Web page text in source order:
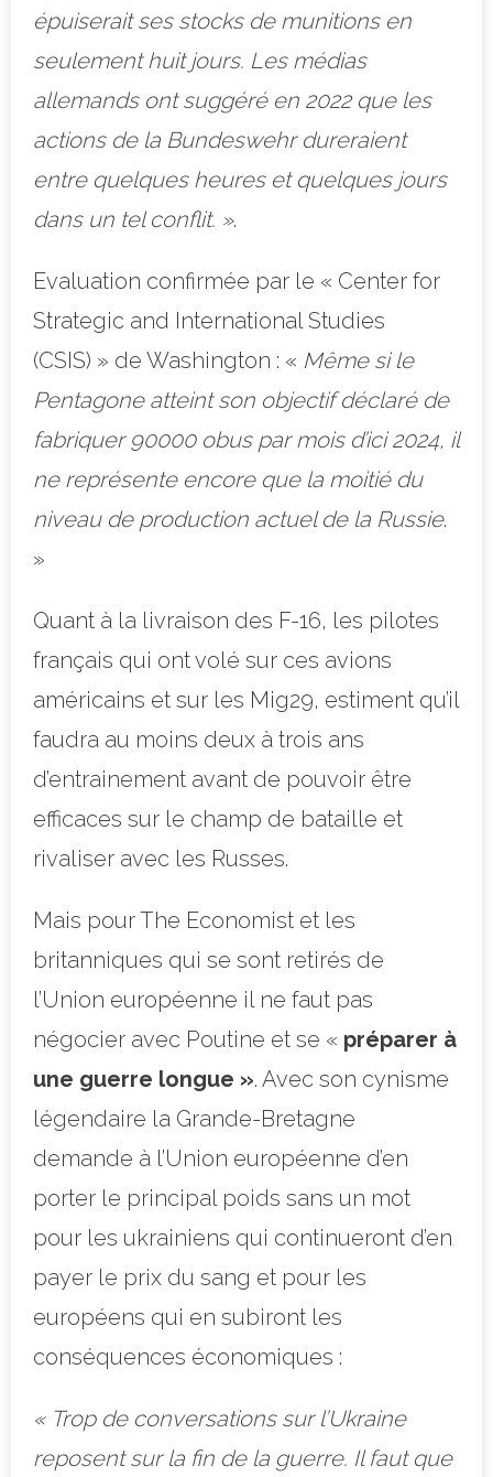
épuiserait ses stocks de munitions en
seulement huit jours. Les médias
allemands ont suggéré en 2022 que les
actions de la Bundeswehr dureraient
entre quelques heures et quelques jours
dans un tel conflit. ».
Evaluation confirmée par le « Center for
Strategic and International Studies
(CSIS) » de Washington : « Même si le
Pentagone atteint son objectif déclaré de
fabriquer 90000 obus par mois d’ici 2024, il
ne représente encore que la moitié du
niveau de production actuel de la Russie.
»
Quant à la livraison des F-16, les pilotes
français qui ont volé sur ces avions
américains et sur les Mig29, estiment qu’il
faudra au moins deux à trois ans
d’entrainement avant de pouvoir être
efficaces sur le champ de bataille et
rivaliser avec les Russes.
Mais pour The Economist et les
britanniques qui se sont retirés de
l’Union européenne il ne faut pas
négocier avec Poutine et se « préparer à
une guerre longue ». Avec son cynisme
légendaire la Grande-Bretagne
demande à l’Union européenne d’en
porter le principal poids sans un mot
pour les ukrainiens qui continueront d’en
payer le prix du sang et pour les
européens qui en subiront les
conséquences économiques :
« Trop de conversations sur l’Ukraine
reposent sur la fin de la guerre. Il faut que